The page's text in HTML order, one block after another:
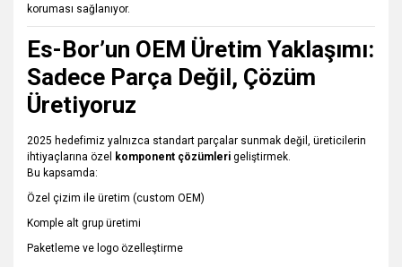
koruması sağlanıyor.
Es-Bor’un OEM Üretim Yaklaşımı:
Sadece Parça Değil, Çözüm
Üretiyoruz
2025 hedefimiz yalnızca standart parçalar sunmak değil, üreticilerin
ihtiyaçlarına özel komponent çözümleri geliştirmek.
Bu kapsamda:
Özel çizim ile üretim (custom OEM)
Komple alt grup üretimi
Paketleme ve logo özelleştirme